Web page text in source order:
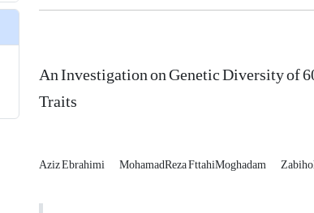
An Investigation on Genetic Diversity of
Traits
Aziz Ebrahimi MohamadReza FttahiMoghadam